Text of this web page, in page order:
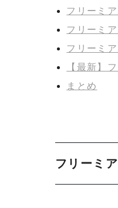
フリーミ
フリーミ
フリーミ
【最新】
まとめ
フリーミ